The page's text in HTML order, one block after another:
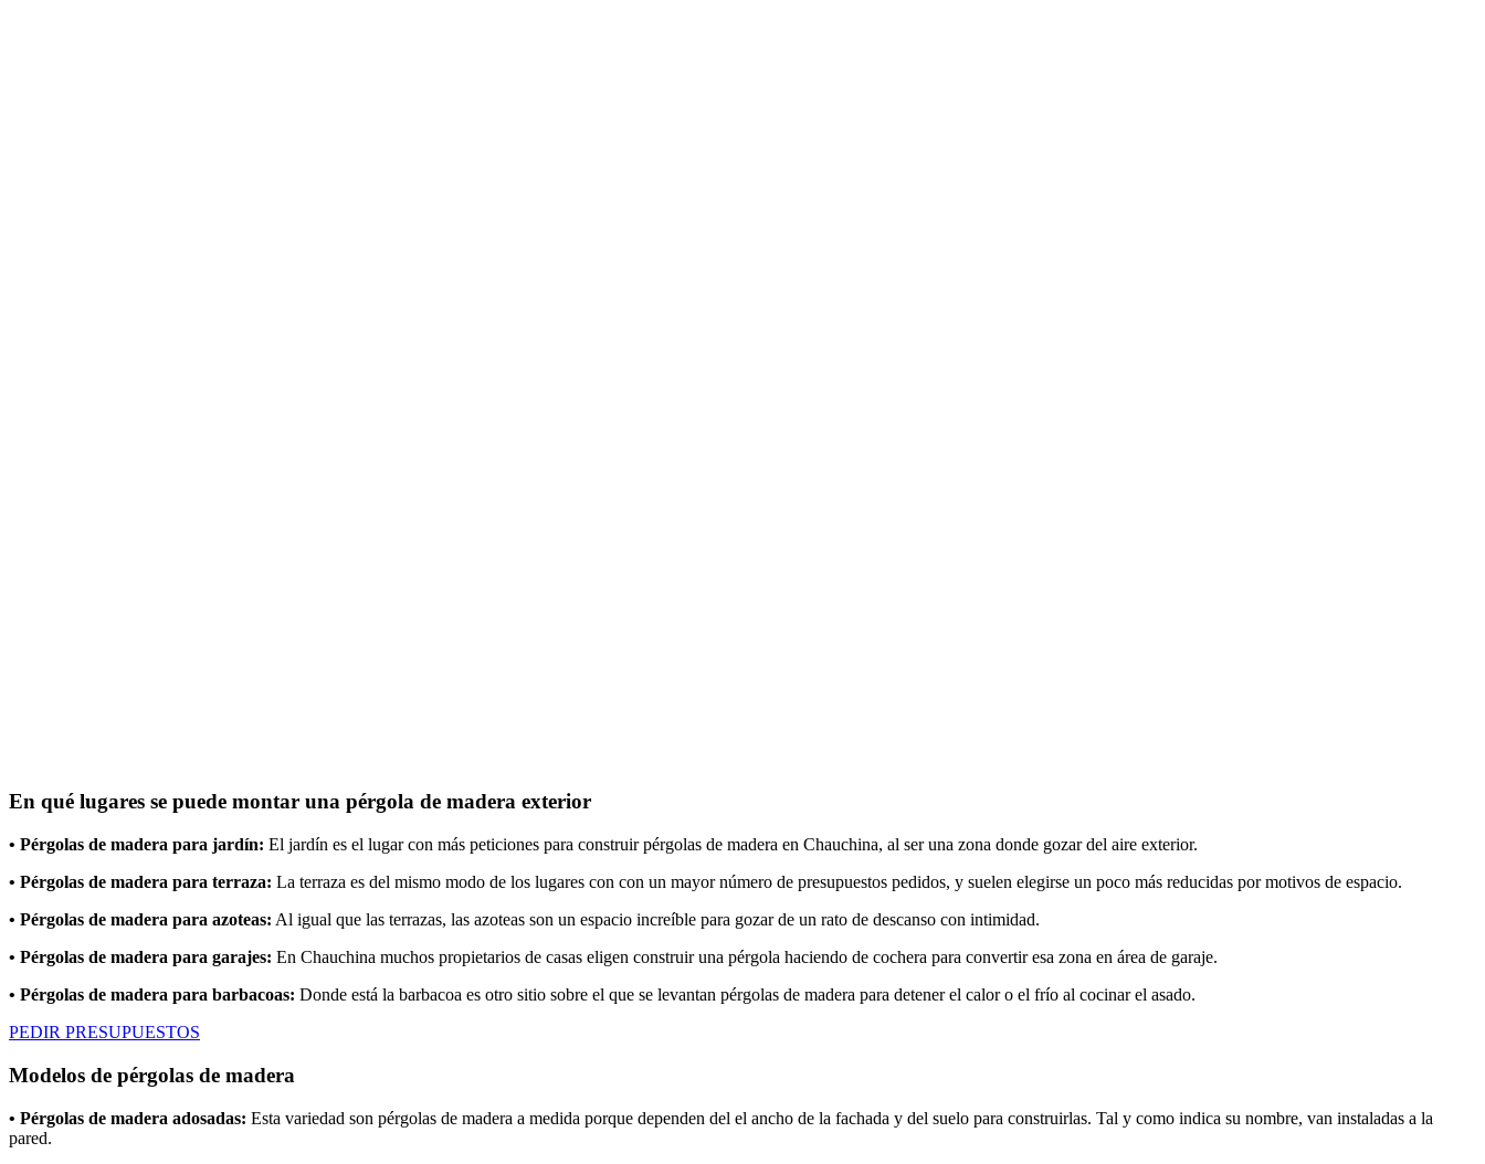
En qué lugares se puede montar una pérgola de madera exterior
• Pérgolas de madera para jardín: El jardín es el lugar con más peticiones para construir pérgolas de madera en Chauchina, al ser una zona donde gozar del aire exterior.
• Pérgolas de madera para terraza: La terraza es del mismo modo de los lugares con con un mayor número de presupuestos pedidos, y suelen elegirse un poco más reducidas pormotivos de espacio.
• Pérgolas de madera para azoteas: Al igual que las terrazas, las azoteas son un espacio increíble para gozar de un rato de descanso con intimidad.
• Pérgolas de madera para garajes: En Chauchina muchos propietarios de casas eligen construir una pérgola haciendo de cochera para convertir esa zona en área de garaje.
• Pérgolas de madera para barbacoas: Donde está la barbacoa es otro sitio sobre el que se levantan pérgolas de madera para detener el calor o el frío al cocinar el asado.
PEDIR PRESUPUESTOS
Modelos de pérgolas de madera
• Pérgolas de madera adosadas: Esta variedad son pérgolas de madera a medida porque dependen del el ancho de la fachada y del suelo para construirlas. Tal y como indica su nombre, van instaladas a la
pared.